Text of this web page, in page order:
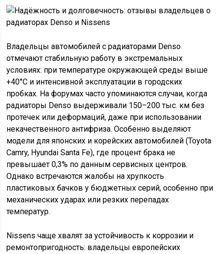
Владельцы автомобилей с радиаторами Denso
отмечают стабильную работу в экстремальных
условиях: при температуре окружающей среды выше
+40°C и интенсивной эксплуатации в городских
пробках. На форумах часто упоминаются случаи, когда
радиаторы Denso выдерживали 150–200 тыс. км без
протечек или деформаций, даже при использовании
некачественного антифриза. Особенно выделяют
модели для японских и корейских автомобилей (Toyota
Camry, Hyundai Santa Fe), где процент брака не
превышает 0,3% по данным сервисных центров.
Однако встречаются жалобы на хрупкость
пластиковых бачков у бюджетных серий, особенно при
механических ударах или резких перепадах
температур.
Nissens чаще хвалят за устойчивость к коррозии и
ремонтопригодность: владельцы европейских